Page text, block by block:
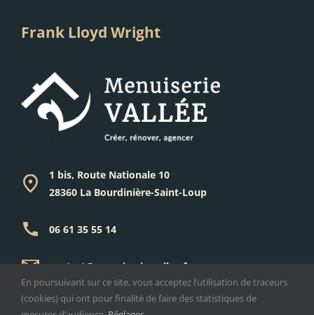
Frank Lloyd Wright
1 bis, Route Nationale 10
28360 La Bourdinière-Saint-Loup
06 61 35 55 14
contact@menuiserie-vallee.fr
© 2026 MENUISERIE VALLÉE
En poursuivant sur ce site, vous acceptez l’utilisation de traceurs
(cookies) qui ont pour finalité de faire des statistiques de